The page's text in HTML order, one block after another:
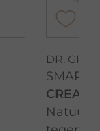
DR.
SMART
CREAM